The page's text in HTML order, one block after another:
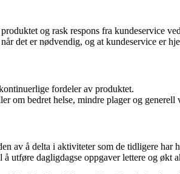
og rask respons fra kundeservice
det er nødvendig, og at kundeservice er
fordeler av produktet.
om bedret helse, mindre plager og generell
av å delta i aktiviteter som de tidligere har
utføre dagligdagse oppgaver lettere og økt